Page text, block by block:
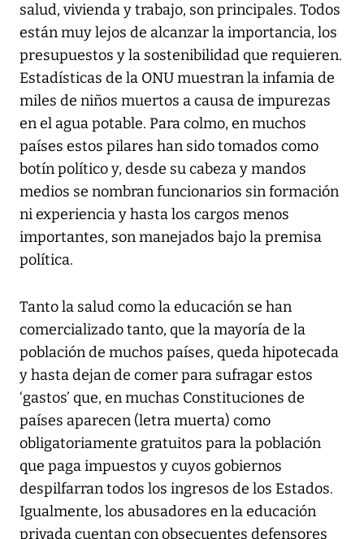
salud, vivienda y trabajo, son principales. Todos
están muy lejos de alcanzar la importancia, los
presupuestos y la sostenibilidad que requieren.
Estadísticas de la ONU muestran la infamia de
miles de niños muertos a causa de impurezas
en el agua potable. Para colmo, en muchos
países estos pilares han sido tomados como
botín político y, desde su cabeza y mandos
medios se nombran funcionarios sin formación
ni experiencia y hasta los cargos menos
importantes, son manejados bajo la premisa
política.
Tanto la salud como la educación se han
comercializado tanto, que la mayoría de la
población de muchos países, queda hipotecada
y hasta dejan de comer para sufragar estos
‘gastos’ que, en muchas Constituciones de
países aparecen (letra muerta) como
obligatoriamente gratuitos para la población
que paga impuestos y cuyos gobiernos
despilfarran todos los ingresos de los Estados.
Igualmente, los abusadores en la educación
privada cuentan con obsecuentes defensores